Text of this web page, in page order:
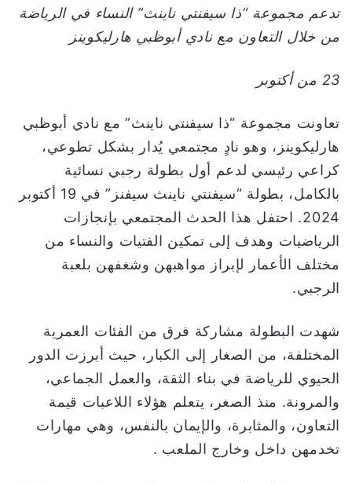
ي
تدعم مجموعة “ذا سيفنتي ناينث” النساء في الرياضة
من خلال التعاون مع نادي أبوظبي هارليكوينز
23 من أكتوبر
تعاونت مجموعة “ذا سيفنتي ناينث” مع نادي أبوظبي
هارليكوينز، وهو نادٍ مجتمعي يُدار بشكل تطوعي،
كراعي رئيسي لدعم أول بطولة رجبي نسائية
بالكامل، بطولة “سيفنتي ناينث سيفنز” في 19 أكتوبر
2024. احتفل هذا الحدث المجتمعي بإنجازات
الرياضيات وهدف إلى تمكين الفتيات والنساء من
مختلف الأعمار لإبراز مواهبهن وشغفهن بلعبة
الرجبي.
شهدت البطولة مشاركة فرق من الفئات العمرية
المختلفة، من الصغار إلى الكبار، حيث أبرزت الدور
الحيوي للرياضة في بناء الثقة، والعمل الجماعي،
والمرونة. منذ الصغر، يتعلم هؤلاء اللاعبات قيمة
التعاون، والمثابرة، والإيمان بالنفس، وهي مهارات
تخدمهن داخل وخارج الملعب .